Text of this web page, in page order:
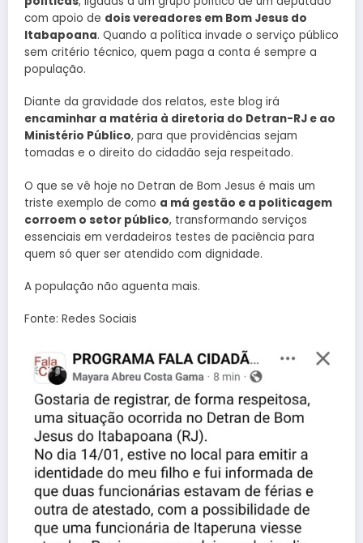
com apoio de dois vereadores em Bom Jesus do
Itabapoana. Quando a política invade o serviço público
sem critério técnico, quem paga a conta é sempre a
população.
Diante da gravidade dos relatos, este blog irá
encaminhar a matéria à diretoria do Detran-RJ e ao
Ministério Público, para que providências sejam
tomadas e o direito do cidadão seja respeitado.
O que se vê hoje no Detran de Bom Jesus é mais um
triste exemplo de como a má gestão e a politicagem
corroem o setor público, transformando serviços
essenciais em verdadeiros testes de paciência para
quem só quer ser atendido com dignidade.
A população não aguenta mais.
Fonte: Redes Sociais